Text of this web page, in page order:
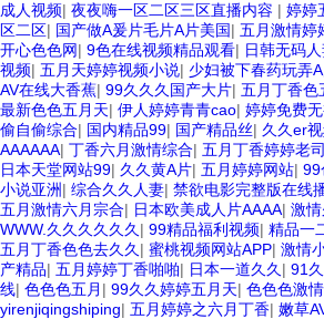
成人视频| 夜夜嗨一区二区三区直播内容 | 婷婷
区二区| 国产做A爰片毛片A片美国| 五月激情婷
开心色色网| 9色在线视频精品观看| 日韩无码
视频| 五月天婷婷视频小说| 少妇被下春药玩弄
AV在线大香蕉| 99久久久国产大片| 五月丁香色
最新色色五月天| 伊人婷婷青青cao| 婷婷免费
偷自偷综合| 国内精品99| 国产精品丝| 久久er
AAAAAA| 丁香六月激情综合| 五月丁香婷婷老
日本天堂网站99| 久久黄A片| 五月婷婷网站| 99
小说亚洲| 综合久久人妻| 禁欲电影完整版在线
五月激情六月宗合| 日本欧美成人片AAAA| 激
WWW.久久久久久久 | 99精品福利视频| 精品一
五月丁香色色去久久 | 蜜桃视频网站APP| 激情
产精品| 五月婷婷丁香啪啪| 日本一道久久 | 91
线| 色色色五月 | 99久久婷婷五月天| 色色色激
yirenjiqingshiping| 五月婷婷之六月丁香| 嫩草